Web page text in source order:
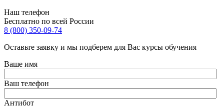
Наш телефон
Бесплатно по всей России
8 (800) 350-09-74
Оставьте заявку и мы подберем для Вас курсы обучения
Ваше имя
Ваш телефон
Антибот